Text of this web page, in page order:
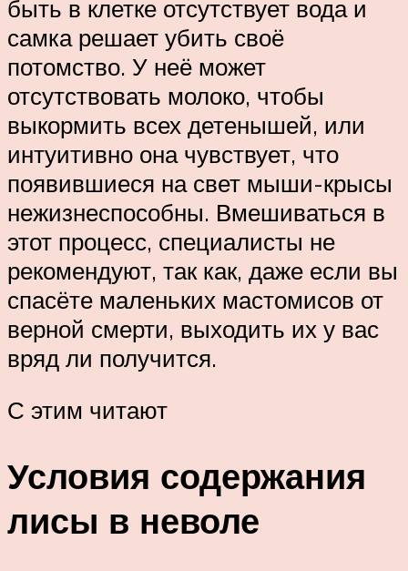
быть в клетке отсутствует вода и
самка решает убить своё
потомство. У неё может
отсутствовать молоко, чтобы
выкормить всех детенышей, или
интуитивно она чувствует, что
появившиеся на свет мыши-крысы
нежизнеспособны. Вмешиваться в
этот процесс, специалисты не
рекомендуют, так как, даже если вы
спасёте маленьких мастомисов от
верной смерти, выходить их у вас
вряд ли получится.
С этим читают
Условия содержания
лисы в неволе